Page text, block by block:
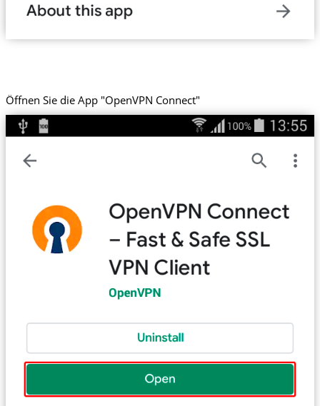
Öffnen Sie die App "OpenVPN Connect"